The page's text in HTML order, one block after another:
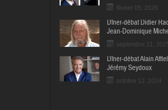
février 05, 2026
Dîner-débat Didier
Jean-Dominique
septembre 21,
Dîner-débat Alain
Jérémy Seydoux
octobre 12, 2024